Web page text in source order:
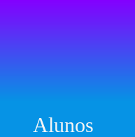
Alunos